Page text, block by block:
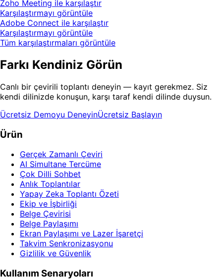
Zoho Meeting ile karşılaştır
Karşılaştırmayı görüntüle
Adobe Connect ile karşılaştır
Karşılaştırmayı görüntüle
Tüm karşılaştırmaları görüntüle
Farkı Kendiniz Görün
Canlı bir çevirili toplantı deneyin — kayıt gerekmez. Siz
kendi dilinizde konuşun, karşı taraf kendi dilinde duysun.
Ücretsiz Demoyu DeneyinÜcretsiz Başlayın
Ürün
Gerçek Zamanlı Çeviri
AI Simultane Tercüme
Çok Dilli Sohbet
Anlık Toplantılar
Yapay Zeka Toplantı Özeti
Ekip ve İşbirliği
Belge Çevirisi
Belge Paylaşımı
Ekran Paylaşımı ve Lazer İşaretçi
Takvim Senkronizasyonu
Gizlilik ve Güvenlik
Kullanım Senaryoları